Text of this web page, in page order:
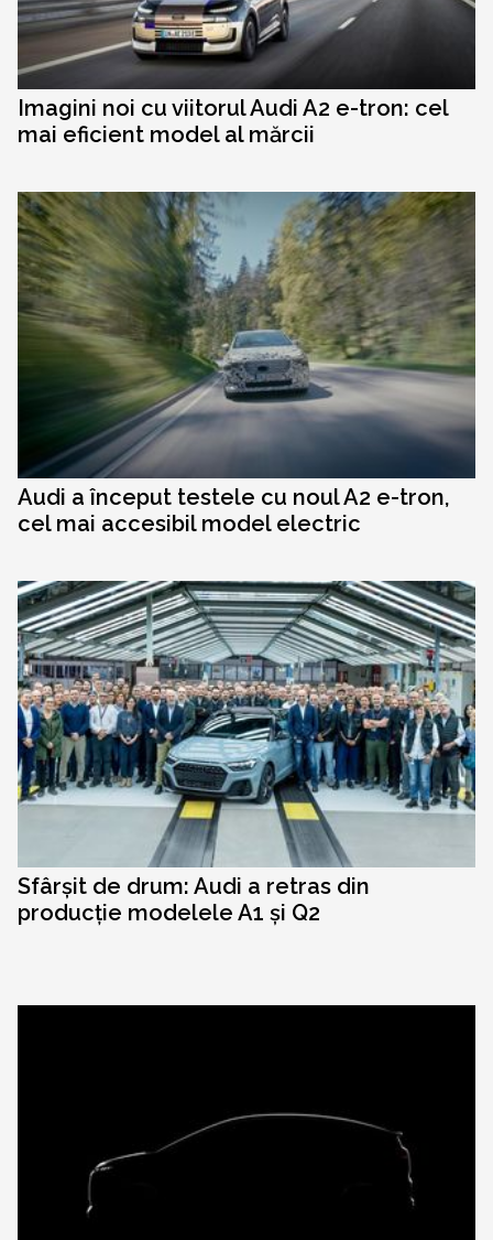
Imagini noi cu viitorul Audi A2 e-tron: cel
mai eficient model al mărcii
Audi a început testele cu noul A2 e-tron,
cel mai accesibil model electric
Sfârșit de drum: Audi a retras din
producție modelele A1 și Q2